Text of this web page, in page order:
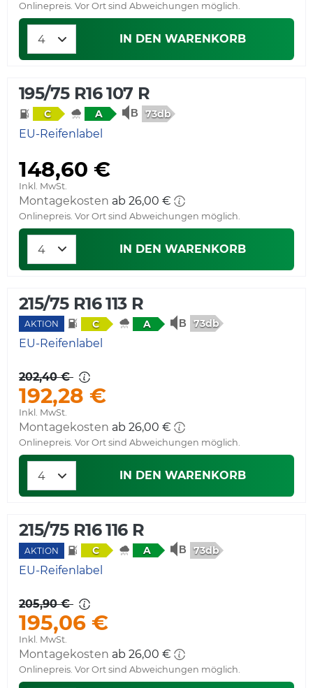
Onlinepreis. Vor Ort sind Abweichungen möglich.
IN DEN WARENKORB
195/75 R16 107 R
C A 73db
EU-Reifenlabel
148,60 €
Inkl. MwSt.
Montagekosten ab 26,00 €
Onlinepreis. Vor Ort sind Abweichungen möglich.
IN DEN WARENKORB
215/75 R16 113 R
AKTION C A 73db
EU-Reifenlabel
202,40 €
192,28 €
Inkl. MwSt.
Montagekosten ab 26,00 €
Onlinepreis. Vor Ort sind Abweichungen möglich.
IN DEN WARENKORB
215/75 R16 116 R
AKTION C A 73db
EU-Reifenlabel
205,90 €
195,06 €
Inkl. MwSt.
Montagekosten ab 26,00 €
Onlinepreis. Vor Ort sind Abweichungen möglich.